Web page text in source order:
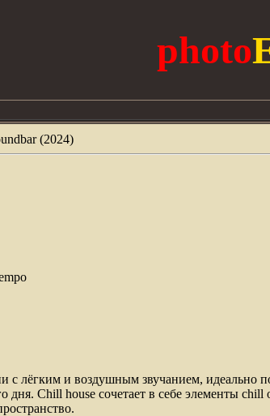
photo
(2024)
с лёгким и воздушным звучанием, идеально
дня. Chill house сочетает в себе элементы chill